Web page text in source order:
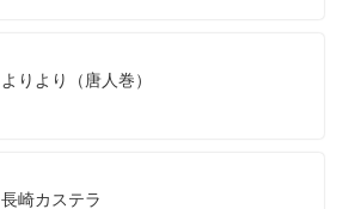
よりより（唐人巻）
長崎カステラ